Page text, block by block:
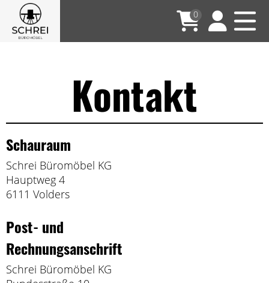
0
Kontakt
Schauraum
Schrei Büromöbel KG
Hauptweg 4
6111 Volders
Post- und
Rechnungsanschrift
Schrei Büromöbel KG